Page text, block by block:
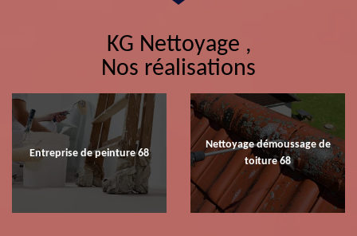
KG Nettoyage ,
Nos réalisations
Entreprise de peinture 68
Nettoyage démoussage de
toiture 68